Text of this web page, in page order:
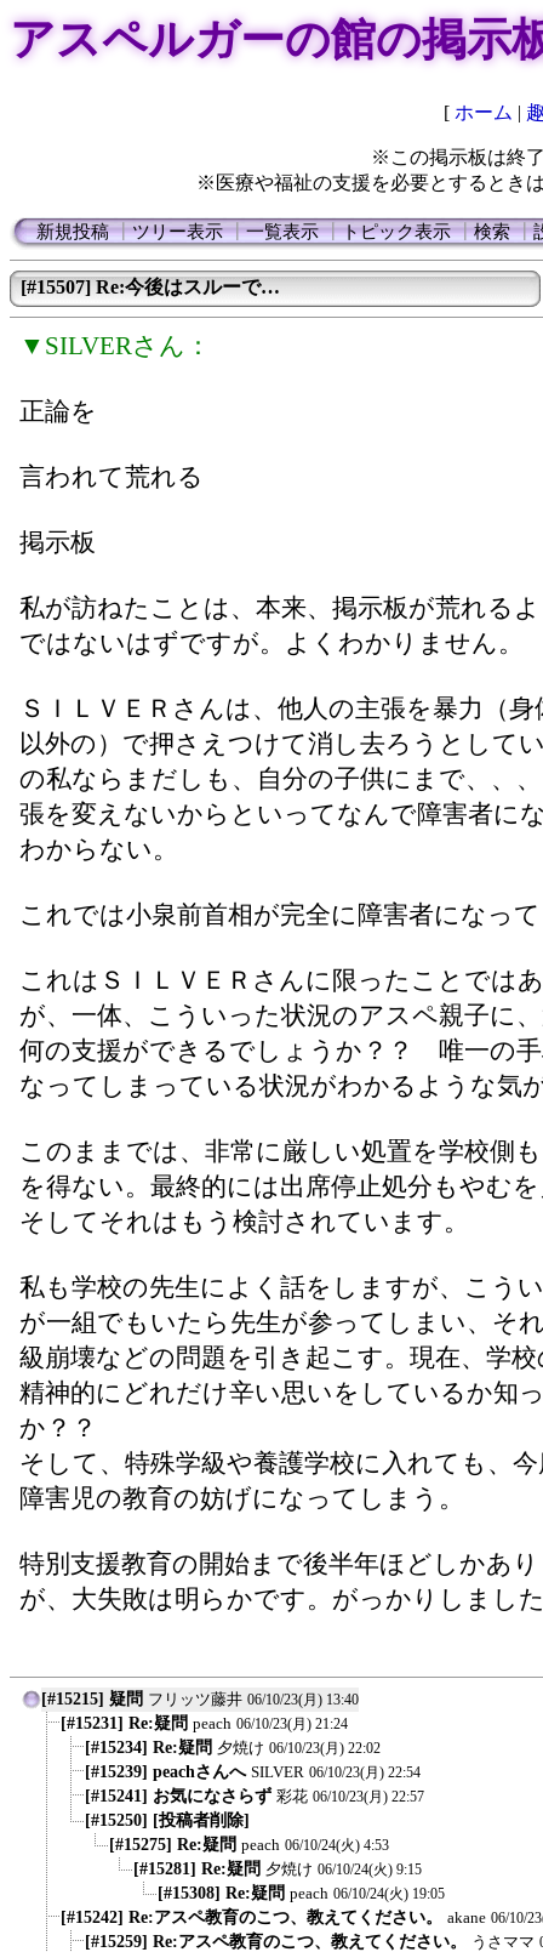
アスペルガーの館の掲示
[ ホーム |
※この掲示板は終
※医療や福祉の支援を必要とするとき
新規投稿┃ツリー表示┃一覧表示┃トピック表示┃検索┃
[#15507] Re:今後はスルーで…
▼SILVERさん：
正論を
言われて荒れる
掲示板
私が訪ねたことは、本来、掲示板が荒れる
ではないはずですが。よくわかりません。
ＳＩＬＶＥＲさんは、他人の主張を暴力（身
以外の）で押さえつけて消し去ろうとして
の私ならまだしも、自分の子供にまで、、
張を変えないからといってなんで障害者に
わからない。
これでは小泉前首相が完全に障害者になっ
これはＳＩＬＶＥＲさんに限ったことでは
が、一体、こういった状況のアスペ親子に
何の支援ができるでしょうか？？ 唯一の
なってしまっている状況がわかるような気
このままでは、非常に厳しい処置を学校側
を得ない。最終的には出席停止処分もやむ
そしてそれはもう検討されています。
私も学校の先生によく話をしますが、こう
が一組でもいたら先生が参ってしまい、そ
級崩壊などの問題を引き起こす。現在、学
精神的にどれだけ辛い思いをしているか知
か？？
そして、特殊学級や養護学校に入れても、
障害児の教育の妨げになってしまう。
特別支援教育の開始まで後半年ほどしかあ
が、大失敗は明らかです。がっかりしまし
[#15215] 疑問 フリッツ藤井 06/10/23(月) 13:40
[#15231] Re:疑問 peach 06/10/23(月) 21:24
[#15234] Re:疑問 夕焼け 06/10/23(月) 22:02
[#15239] peachさんへ SILVER 06/10/23(月) 22:54
[#15241] お気になさらず 彩花 06/10/23(月) 22:57
[#15250] [投稿者削除]
[#15275] Re:疑問 peach 06/10/24(火) 4:53
[#15281] Re:疑問 夕焼け 06/10/24(火) 9:15
[#15308] Re:疑問 peach 06/10/24(火) 19:05
[#15242] Re:アスペ教育のこつ、教えてください。 akane 06/10/
[#15259] Re:アスペ教育のこつ、教えてください。 うさママ